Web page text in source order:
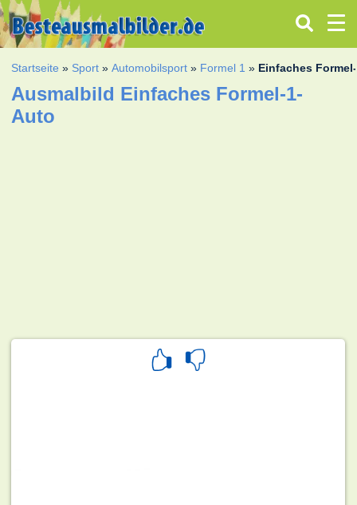
Startseite » Sport »Automobilsport » Formel 1 » Einfaches
Ausmalbild Einfaches Formel-1-
Auto